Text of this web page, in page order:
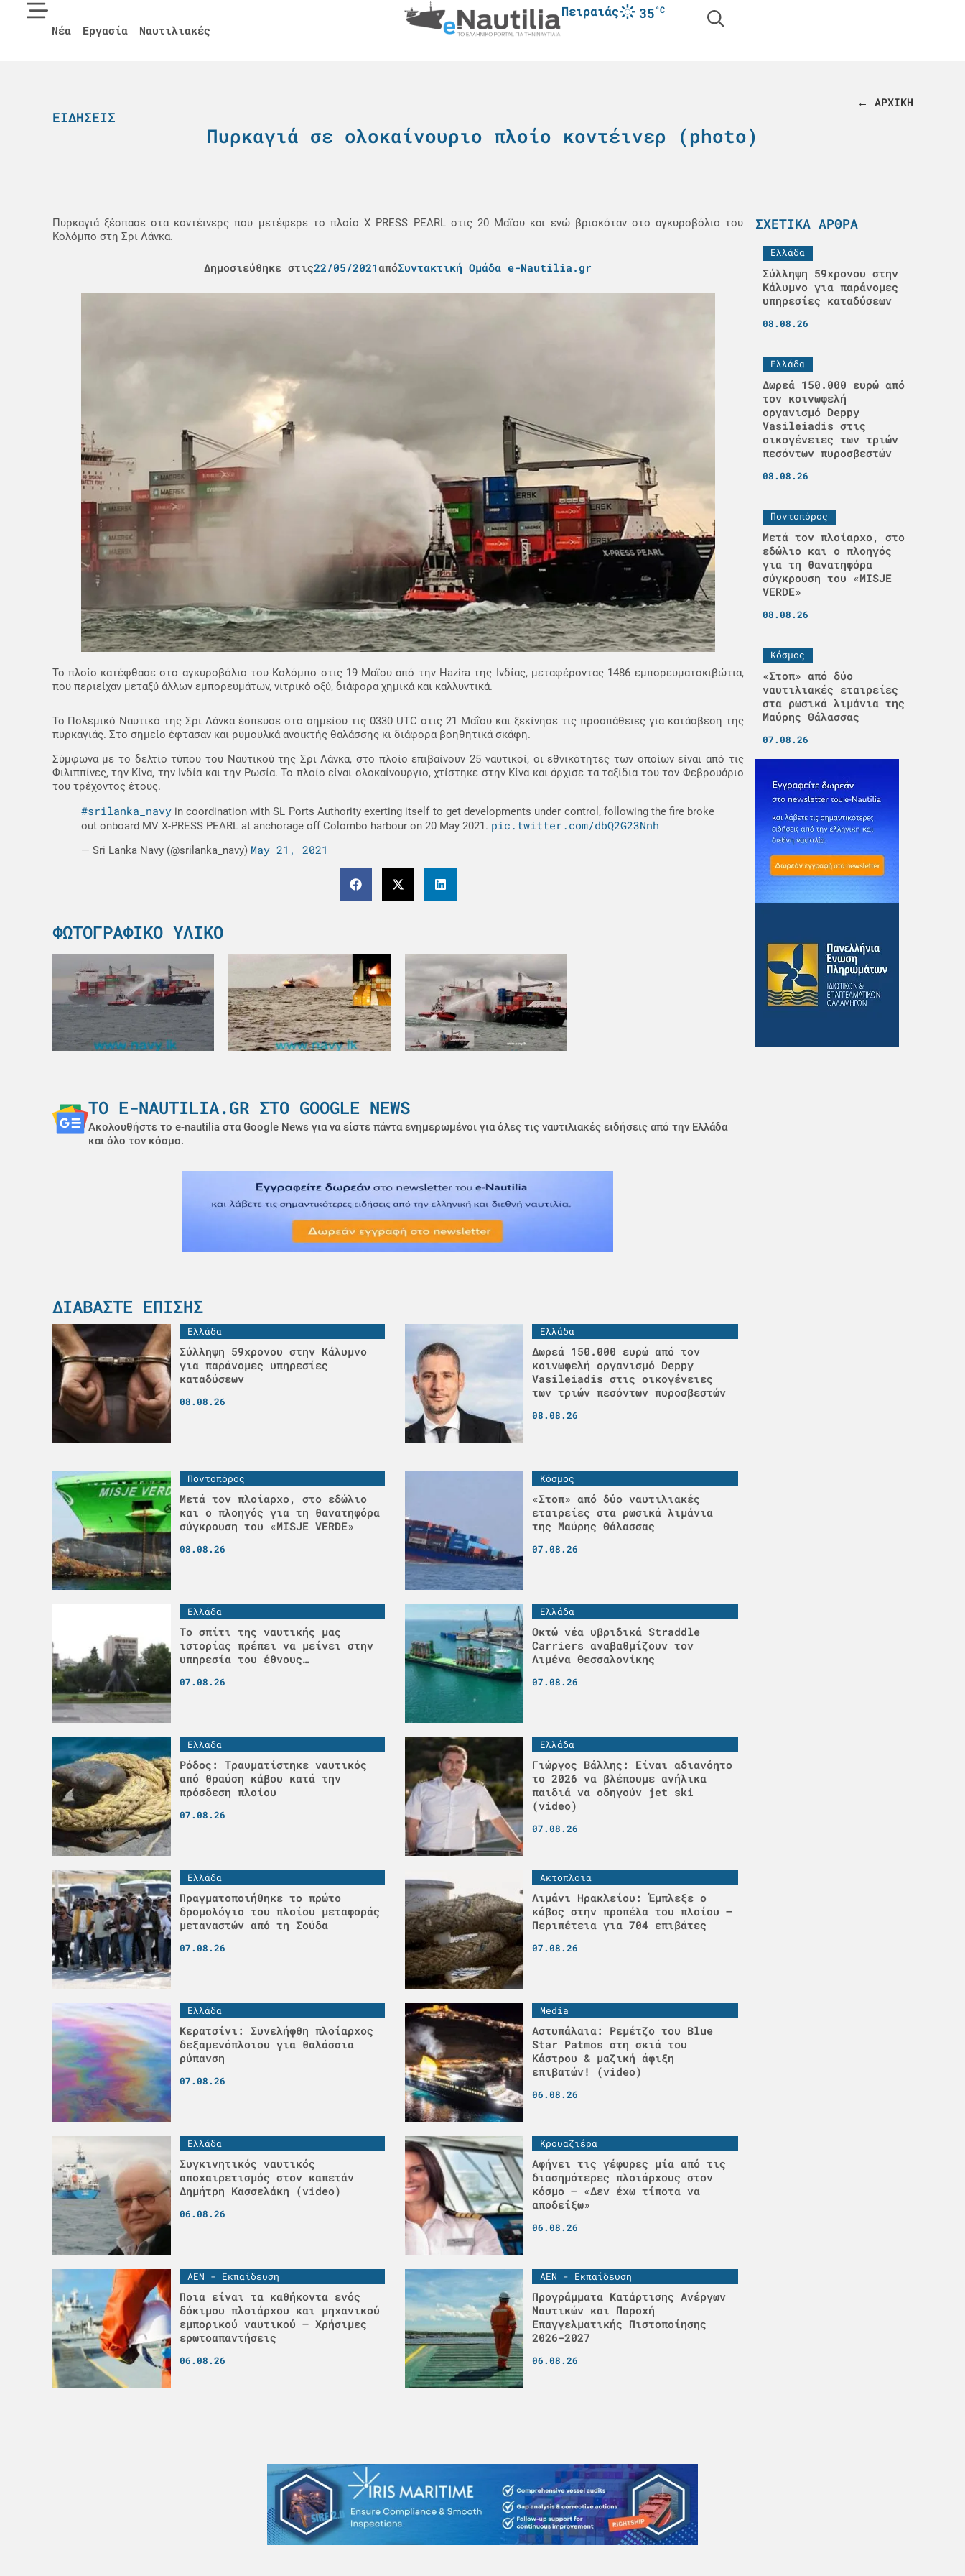
Νέα Εργασία Ναυτιλιακές
Πειραιάς 35°C
← ΑΡΧΙΚΗ
ΕΙΔΉΣΕΙΣ
Πυρκαγιά σε ολοκαίνουριο πλοίο κοντέινερ (photo)
Πυρκαγιά ξέσπασε στα κοντέινερς που μετέφερε το πλοίο X PRESS PEARL στις 20 Μαΐου και ενώ βρισκόταν στο αγκυροβόλιο του
Κολόμπο στη Σρι Λάνκα.
Δημοσιεύθηκε στις22/05/2021απόΣυντακτική Ομάδα e-Nautilia.gr
Το πλοίο κατέφθασε στο αγκυροβόλιο του Κολόμπο στις 19 Μαΐου από την Hazira της Ινδίας, μεταφέροντας 1486 εμπορευματοκιβώτια,
που περιείχαν μεταξύ άλλων εμπορευμάτων, νιτρικό οξύ, διάφορα χημικά και καλλυντικά.
Το Πολεμικό Ναυτικό της Σρι Λάνκα έσπευσε στο σημείου τις 0330 UTC στις 21 Μαΐου και ξεκίνησε τις προσπάθειες για κατάσβεση της
πυρκαγιάς. Στο σημείο έφτασαν και ρυμουλκά ανοικτής θαλάσσης κι διάφορα βοηθητικά σκάφη.
Σύμφωνα με το δελτίο τύπου του Ναυτικού της Σρι Λάνκα, στο πλοίο επιβαίνουν 25 ναυτικοί, οι εθνικότητες των οποίων είναι από τις
Φιλιππίνες, την Κίνα, την Ινδία και την Ρωσία. Το πλοίο είναι ολοκαίνουργιο, χτίστηκε στην Κίνα και άρχισε τα ταξίδια του τον Φεβρουάριο
του τρέχοντος έτους.
#srilanka_navyin coordination with SL Ports Authority exerting itself to get developments under control, following the fire broke
out onboard MV X-PRESS PEARL at anchorage off Colombo harbour on 20 May 2021. pic.twitter.com/dbQ2G23Nnh
— Sri Lanka Navy (@srilanka_navy) May 21, 2021
ΦΩΤΟΓΡΑΦΙΚΌ ΥΛΙΚΌ
ΤΟ E-NAUTILIA.GR ΣΤΟ GOOGLE NEWS
Ακολουθήστε το e-nautilia στα Google News για να είστε πάντα ενημερωμένοι για όλες τις ναυτιλιακές ειδήσεις από την Ελλάδα
και όλο τον κόσμο.
ΔΙΑΒΆΣΤΕ ΕΠΊΣΗΣ
Ελλάδα
Σύλληψη 59χρονου στην Κάλυμνο
για παράνομες υπηρεσίες
καταδύσεων
08.08.26
Ελλάδα
Δωρεά 150.000 ευρώ από τον
κοινωφελή οργανισμό Deppy
Vasileiadis στις οικογένειες
των τριών πεσόντων πυροσβεστών
08.08.26
Ποντοπόρος
Μετά τον πλοίαρχο, στο εδώλιο
και ο πλοηγός για τη θανατηφόρα
σύγκρουση του «MISJE VERDE»
08.08.26
Κόσμος
«Στοπ» από δύο ναυτιλιακές
εταιρείες στα ρωσικά λιμάνια
της Μαύρης Θάλασσας
07.08.26
Ελλάδα
Το σπίτι της ναυτικής μας
ιστορίας πρέπει να μείνει στην
υπηρεσία του έθνους…
07.08.26
Ελλάδα
Οκτώ νέα υβριδικά Straddle
Carriers αναβαθμίζουν τον
Λιμένα Θεσσαλονίκης
07.08.26
Ελλάδα
Ρόδος: Τραυματίστηκε ναυτικός
από θραύση κάβου κατά την
πρόσδεση πλοίου
07.08.26
Ελλάδα
Γιώργος Βάλλης: Είναι αδιανόητο
το 2026 να βλέπουμε ανήλικα
παιδιά να οδηγούν jet ski
(video)
07.08.26
Ελλάδα
Πραγματοποιήθηκε το πρώτο
δρομολόγιο του πλοίου μεταφοράς
μεταναστών από τη Σούδα
07.08.26
Ακτοπλοϊα
Λιμάνι Ηρακλείου: Έμπλεξε ο
κάβος στην προπέλα του πλοίου –
Περιπέτεια για 704 επιβάτες
07.08.26
Ελλάδα
Κερατσίνι: Συνελήφθη πλοίαρχος
δεξαμενόπλοιου για θαλάσσια
ρύπανση
07.08.26
Media
Αστυπάλαια: Ρεμέτζο του Blue
Star Patmos στη σκιά του
Κάστρου & μαζική άφιξη
επιβατών! (video)
06.08.26
Ελλάδα
Συγκινητικός ναυτικός
αποχαιρετισμός στον καπετάν
Δημήτρη Κασσελάκη (video)
06.08.26
Κρουαζιέρα
Αφήνει τις γέφυρες μία από τις
διασημότερες πλοιάρχους στον
κόσμο – «Δεν έχω τίποτα να
αποδείξω»
06.08.26
ΑΕΝ - Εκπαίδευση
Ποια είναι τα καθήκοντα ενός
δόκιμου πλοιάρχου και μηχανικού
εμπορικού ναυτικού – Χρήσιμες
ερωτοαπαντήσεις
06.08.26
ΑΕΝ - Εκπαίδευση
Προγράμματα Κατάρτισης Ανέργων
Ναυτικών και Παροχή
Επαγγελματικής Πιστοποίησης
2026-2027
06.08.26
ΣΧΕΤΙΚΆ ΆΡΘΡΑ
Ελλάδα
Σύλληψη 59χρονου στην
Κάλυμνο για παράνομες
υπηρεσίες καταδύσεων
08.08.26
Ελλάδα
Δωρεά 150.000 ευρώ από
τον κοινωφελή
οργανισμό Deppy
Vasileiadis στις
οικογένειες των τριών
πεσόντων πυροσβεστών
08.08.26
Ποντοπόρος
Μετά τον πλοίαρχο, στο
εδώλιο και ο πλοηγός
για τη θανατηφόρα
σύγκρουση του «MISJE
VERDE»
08.08.26
Κόσμος
«Στοπ» από δύο
ναυτιλιακές εταιρείες
στα ρωσικά λιμάνια της
Μαύρης Θάλασσας
07.08.26